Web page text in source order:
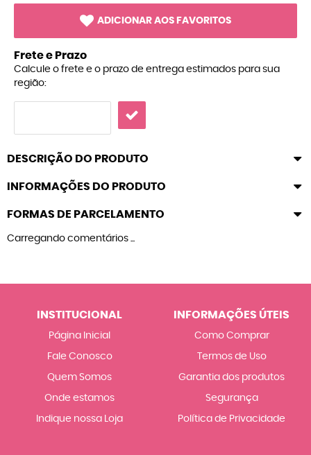
ADICIONAR AOS FAVORITOS
Frete e Prazo
Calcule o frete e o prazo de entrega estimados para sua
região:
DESCRIÇÃO DO PRODUTO
INFORMAÇÕES DO PRODUTO
FORMAS DE PARCELAMENTO
Carregando comentários ...
INSTITUCIONAL
Página Inicial
Fale Conosco
Quem Somos
Onde estamos
Indique nossa Loja
INFORMAÇÕES ÚTEIS
Como Comprar
Termos de Uso
Garantia dos produtos
Segurança
Política de Privacidade